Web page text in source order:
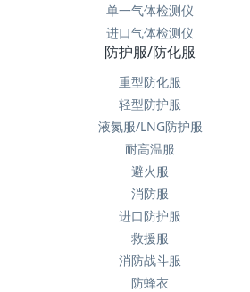
单一气体检测仪
进口气体检测仪
防护服/防化服
重型防化服
轻型防护服
液氮服/LNG防护服
耐高温服
避火服
消防服
进口防护服
救援服
消防战斗服
防蜂衣